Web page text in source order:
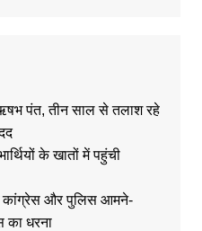
पंत, तीन साल से तलाश रहे
के खातों में पहुंची
कांग्रेस और पुलिस आमने-
का धरना